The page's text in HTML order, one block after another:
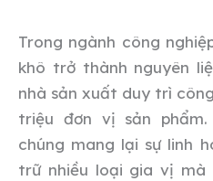
Trong ngành công
khô trở thành nguyên
nhà sản xuất duy trì
triệu đơn vị sản
chúng mang lại sự linh
trữ nhiều loại gia vị mà